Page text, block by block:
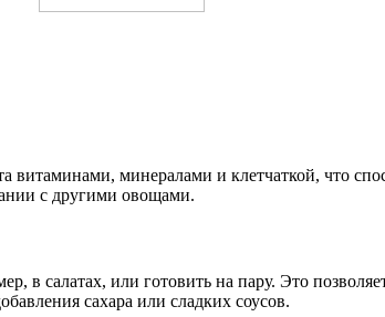
минералами и клетчаткой, что
с другими овощами.
в салатах, или готовить на пару. Это
сахара или сладких соусов.